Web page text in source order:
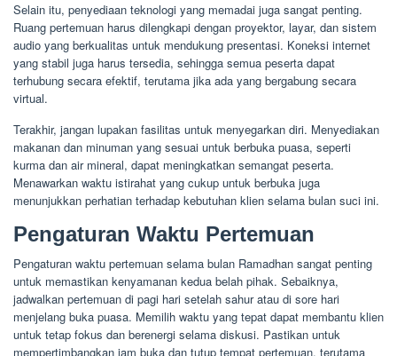
Selain itu, penyediaan teknologi yang memadai juga sangat penting.
Ruang pertemuan harus dilengkapi dengan proyektor, layar, dan sistem
audio yang berkualitas untuk mendukung presentasi. Koneksi internet
yang stabil juga harus tersedia, sehingga semua peserta dapat
terhubung secara efektif, terutama jika ada yang bergabung secara
virtual.
Terakhir, jangan lupakan fasilitas untuk menyegarkan diri. Menyediakan
makanan dan minuman yang sesuai untuk berbuka puasa, seperti
kurma dan air mineral, dapat meningkatkan semangat peserta.
Menawarkan waktu istirahat yang cukup untuk berbuka juga
menunjukkan perhatian terhadap kebutuhan klien selama bulan suci ini.
Pengaturan Waktu Pertemuan
Pengaturan waktu pertemuan selama bulan Ramadhan sangat penting
untuk memastikan kenyamanan kedua belah pihak. Sebaiknya,
jadwalkan pertemuan di pagi hari setelah sahur atau di sore hari
menjelang buka puasa. Memilih waktu yang tepat dapat membantu klien
untuk tetap fokus dan berenergi selama diskusi. Pastikan untuk
mempertimbangkan jam buka dan tutup tempat pertemuan, terutama